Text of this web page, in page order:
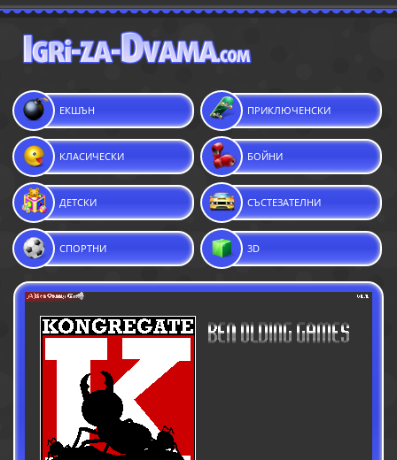
ЕКШЪН ПРИКЛЮЧЕНСКИ
КЛАСИЧЕСКИ БОЙНИ
ДЕТСКИ СЪСТЕЗАТЕЛНИ
СПОРТНИ 3D